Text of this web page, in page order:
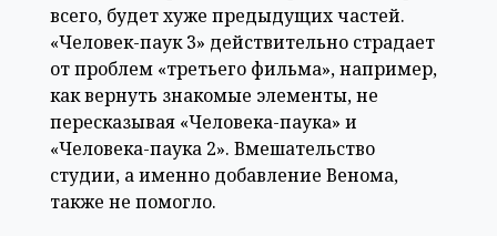
всего, будет хуже предыдущих частей.
«Человек-паук 3» действительно страдает
от проблем «третьего фильма», например,
как вернуть знакомые элементы, не
пересказывая «Человека-паука» и
«Человека-паука 2». Вмешательство
студии, а именно добавление Венома,
также не помогло.